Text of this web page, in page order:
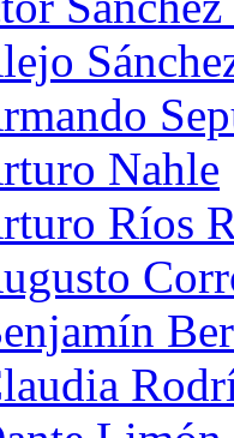
Nahle
Ríos